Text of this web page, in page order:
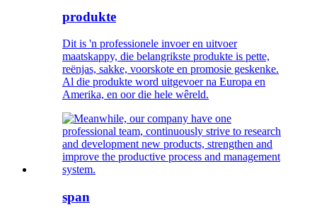
produkte
Dit is 'n professionele invoer en uitvoer
maatskappy, die belangrikste produkte is pette,
reënjas, sakke, voorskote en promosie geskenke.
Al die produkte word uitgevoer na Europa en
Amerika, en oor die hele wêreld.
span